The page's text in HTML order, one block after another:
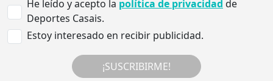
He leído y acepto la política de privacidad de
Deportes Casais.
Estoy interesado en recibir publicidad.
¡SUSCRIBIRME!